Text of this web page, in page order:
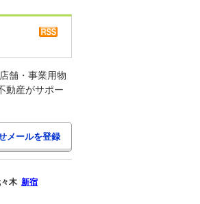
舗・事業用物
動産がサポー
木 新宿